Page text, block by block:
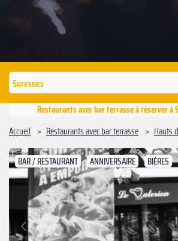
Restaurants avec bar terrasse à réserver à
Accueil
Restaurants avec bar terrasse Hauts
BAR / RESTAURANT ANNIVERSAIRE BIÈRES
Précédent